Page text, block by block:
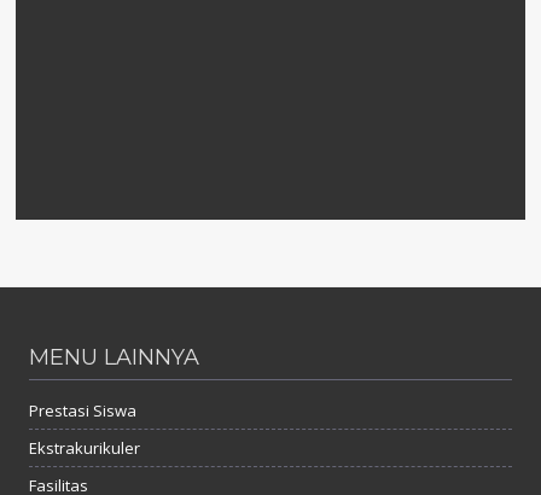
MENU LAINNYA
Prestasi Siswa
Ekstrakurikuler
Fasilitas